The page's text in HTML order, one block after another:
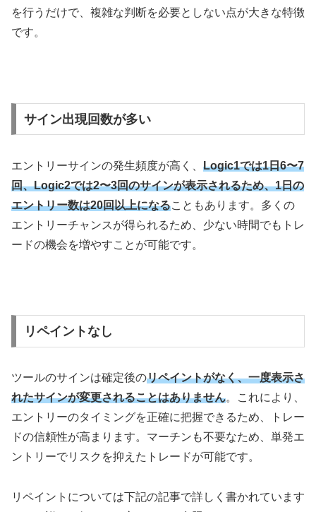
を行うだけで、複雑な判断を必要としない点が大きな特徴
です。
サイン出現回数が多い
エントリーサインの発生頻度が高く、 Logic1では1日6〜7
回、Logic2では2〜3回のサインが表示されるため、1日の
エントリー数は20回以上になることもあります。多くの
エントリーチャンスが得られるため、少ない時間でもトレ
ードの機会を増やすことが可能です。
リペイントなし
ツールのサインは確定後のリペイントがなく、一度表示さ
れたサインが変更されることはありません。これにより、
エントリーのタイミングを正確に把握できるため、トレー
ドの信頼性が高まります。マーチンも不要なため、単発エ
ントリーでリスクを抑えたトレードが可能です。
リペイントについては下記の記事で詳しく書かれています